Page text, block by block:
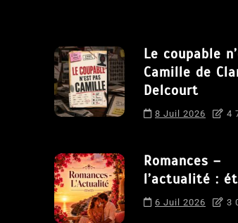
Le coupable
Camille de
Delcourt
8 Juil 2026 4
Romances –
l’actualité :
6 Juil 2026 3